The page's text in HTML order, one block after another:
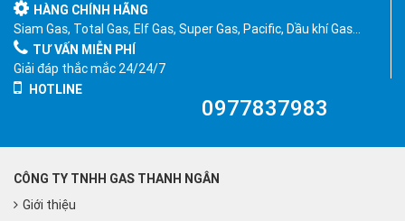
HÀNG CHÍNH HÃNG
Siam Gas, Total Gas, Elf Gas, Super Gas, Pacific, Dầu khí Gas…
TƯ VẤN MIỄN PHÍ
Giải đáp thắc mắc 24/24/7
HOTLINE
0977837983
CÔNG TY TNHH GAS THANH NGÂN
Giới thiệu